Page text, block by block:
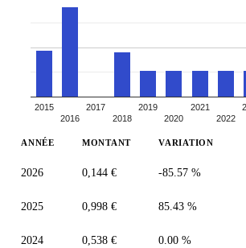
2015
2016
2017
2018
2019
2020
2021
2022
ANNÉE MONTANT VARIATION
2026 0,144 € -85.57 %
2025 0,998 € 85.43 %
2024 0,538 € 0.00 %